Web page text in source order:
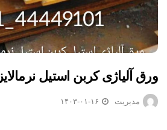
ورق آلیاژی کربن استیل نرمالایز
مدیریت ۱۴۰۳-۰۱-۱۶